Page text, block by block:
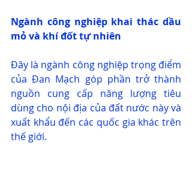
Ngành công nghiệp khai thác dầu
mỏ và khí đốt tự nhiên
Đây là ngành công nghiệp trọng điểm
của Đan Mạch góp phần trở thành
nguồn cung cấp năng lượng tiêu
dùng cho nội địa của đất nước này và
xuất khẩu đến các quốc gia khác trên
thế giới.